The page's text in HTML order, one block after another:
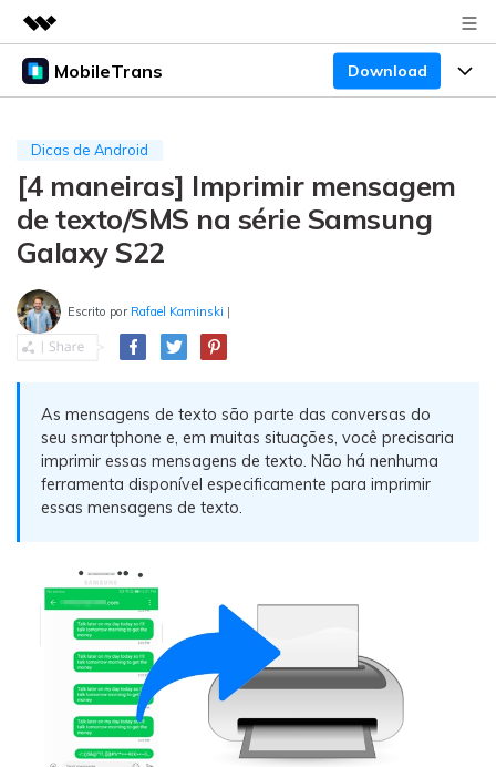
Produtos em destaque
Utilitários
Soluções
Sobre nós
Sala de imprensa
Loja
Suporte
MobileTrans Download
Desktop
Transferência do WhatsApp
Transferir o WhatsApp e o WhatsApp Business
Transferência de celular
de celular para outro, celular para computador e
vice-versa.
Backup e restauração
backups facilmente.
Recuperar visulização única de WhatsApp
Recupere todas as mídias de visulização única do
WhatsApp — fotos, vídeos e mensagens de voz.
Preços
Preços para Windows
Preços para empresas
Preços Educacionais
Centro de apoio
Mais suporte
Blogs
Temas em Destaque
Temas em Destaque
Concursos e eventos
Download
Dicas de Android
[4 maneiras] Imprimir mensagem
de texto/SMS na série Samsung
Galaxy S22
Escrito por Rafael Kaminski |
As mensagens de texto são parte das conversas do
seu smartphone e, em muitas situações, você precisaria
imprimir essas mensagens de texto. Não há nenhuma
ferramenta disponível especificamente para imprimir
essas mensagens de texto.